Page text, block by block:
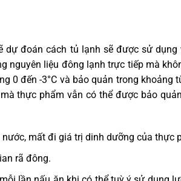
dự đoán cách tủ lạnh sẽ được sử
nguyên liệu đông lạnh trực tiếp mà
đến -3°C và bảo quản trong khoảng
thực phẩm vẫn có thể được bảo
mất đi giá trị dinh dưỡng của thực
rã đông.